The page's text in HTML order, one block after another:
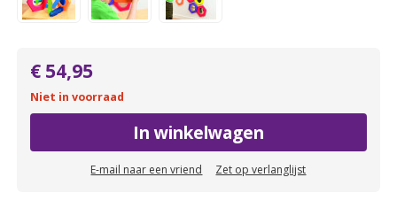
€ 54,95
Niet in voorraad
In winkelwagen
E-mail naar een vriend Zet op verlanglijst